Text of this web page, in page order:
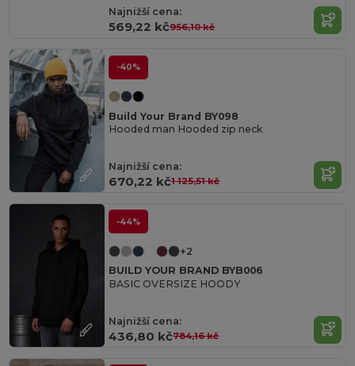
Najnižší cena:
569,22 kč956,10 kč
-40%
Build Your Brand BY098
Hooded man Hooded zip neck
Najnižší cena:
670,22 kč1 125,51 kč
-44%
+2
BUILD YOUR BRAND BYB006
BASIC OVERSIZE HOODY
Najnižší cena:
436,80 kč784,16 kč